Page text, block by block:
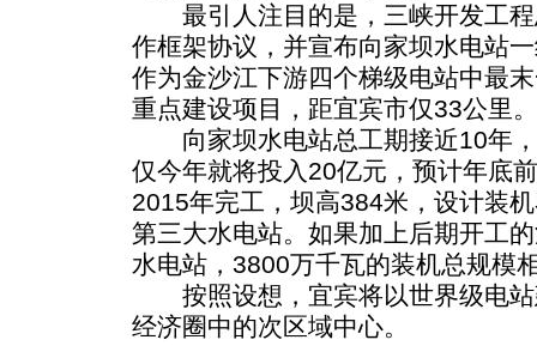
最引人注目的是，三峡开发工程
作框架协议，并宣布向家坝水电站
作为金沙江下游四个梯级电站中最
重点建设项目，距宜宾市仅33公里。
向家坝水电站总工期接近10年，
仅今年就将投入20亿元，预计年底
2015年完工，坝高384米，设计装
第三大水电站。如果加上后期开工
水电站，3800万千瓦的装机总规模
按照设想，宜宾将以世界级电站
经济圈中的次区域中心。